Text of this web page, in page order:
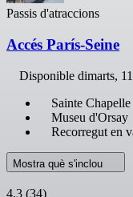
Passis d'atraccions
Accés París-Seine
Disponible dimarts,
Sainte
Museu d'Orsay
Recorregut en
Mostra què s'inclou
4,3 (34)